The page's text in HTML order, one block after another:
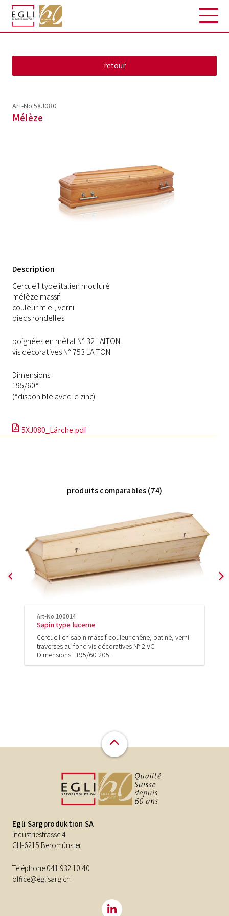
Art-No.5XJ080
Mélèze
Description
Cercueil type italien mouluré
mélèze massif
couleur miel, verni
pieds rondelles
poignées en métal N° 32 LAITON
vis décoratives N° 753 LAITON
Dimensions:
195/60*
(*disponible avec le zinc)
5XJ080_Lärche.pdf
produits comparables (74)
Art-No.100014
Sapin type lucerne
Cercueil en sapin massif couleur chêne, patiné, verni
traverses au fond vis décoratives N° 2 VC
Dimensions: 195/60 205...
Egli Sargproduktion SA
Industriestrasse 4
CH-6215 Beromünster
Téléphone 041 932 10 40
office@eglisarg.ch